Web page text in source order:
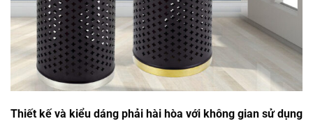
Thiết kế và kiểu dáng phải hài hòa với không gian sử dụng